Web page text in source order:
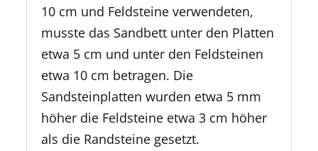
10 cm und Feldsteine verwendeten,
musste das Sandbett unter den Platten
etwa 5 cm und unter den Feldsteinen
etwa 10 cm betragen. Die
Sandsteinplatten wurden etwa 5 mm
höher die Feldsteine etwa 3 cm höher
als die Randsteine gesetzt.